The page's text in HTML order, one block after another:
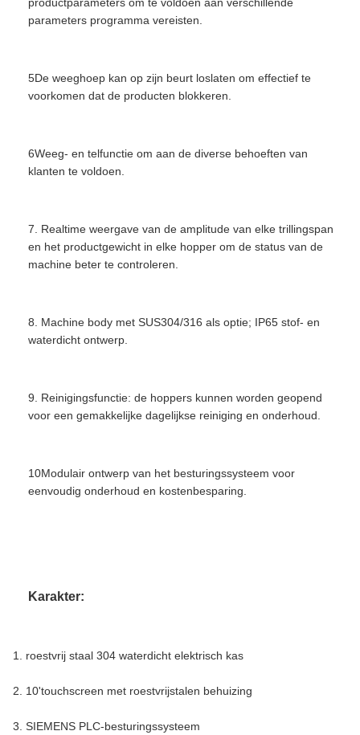
productparameters om te voldoen aan verschillende
parameters programma vereisten.
5De weeghoep kan op zijn beurt loslaten om effectief te
voorkomen dat de producten blokkeren.
6Weeg- en telfunctie om aan de diverse behoeften van
klanten te voldoen.
7. Realtime weergave van de amplitude van elke trillingspan
en het productgewicht in elke hopper om de status van de
machine beter te controleren.
8. Machine body met SUS304/316 als optie; IP65 stof- en
waterdicht ontwerp.
9. Reinigingsfunctie: de hoppers kunnen worden geopend
voor een gemakkelijke dagelijkse reiniging en onderhoud.
10Modulair ontwerp van het besturingssysteem voor
eenvoudig onderhoud en kostenbesparing.
Karakter:
1. roestvrij staal 304 waterdicht elektrisch kas
2. 10'touchscreen met roestvrijstalen behuizing
3. SIEMENS PLC-besturingssysteem